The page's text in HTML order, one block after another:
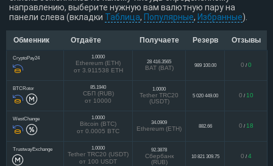
направлению, выберите нужную вам валютную пару на
панели слева (вкладки Таблица, Популярные, Избранные).
Обменник Отдаёте Получаете Резерв Отзывы
CryptoPay24 1.0000
Ethereum (ETH)
от 3.911538 ETH
28 416.3565
BAT (BAT) 989 100.00 0 / 0
BTCRotor 85.1940
СБП (RUB)
от 10000
1.0000
Tether TRC20
(USDT)
5 020 449.00 0 / 10
WestChange 1.0000
Bitcoin (BTC)
от 0.0005 BTC
34.0909
Ethereum (ETH) 882.66 0 / 18
TrustwayExchange 1.0000
Tether TRC20 (USDT)
от 100 USDT
92.3878
Сбербанк
(RUB)
10 821 309.75 0 / 4